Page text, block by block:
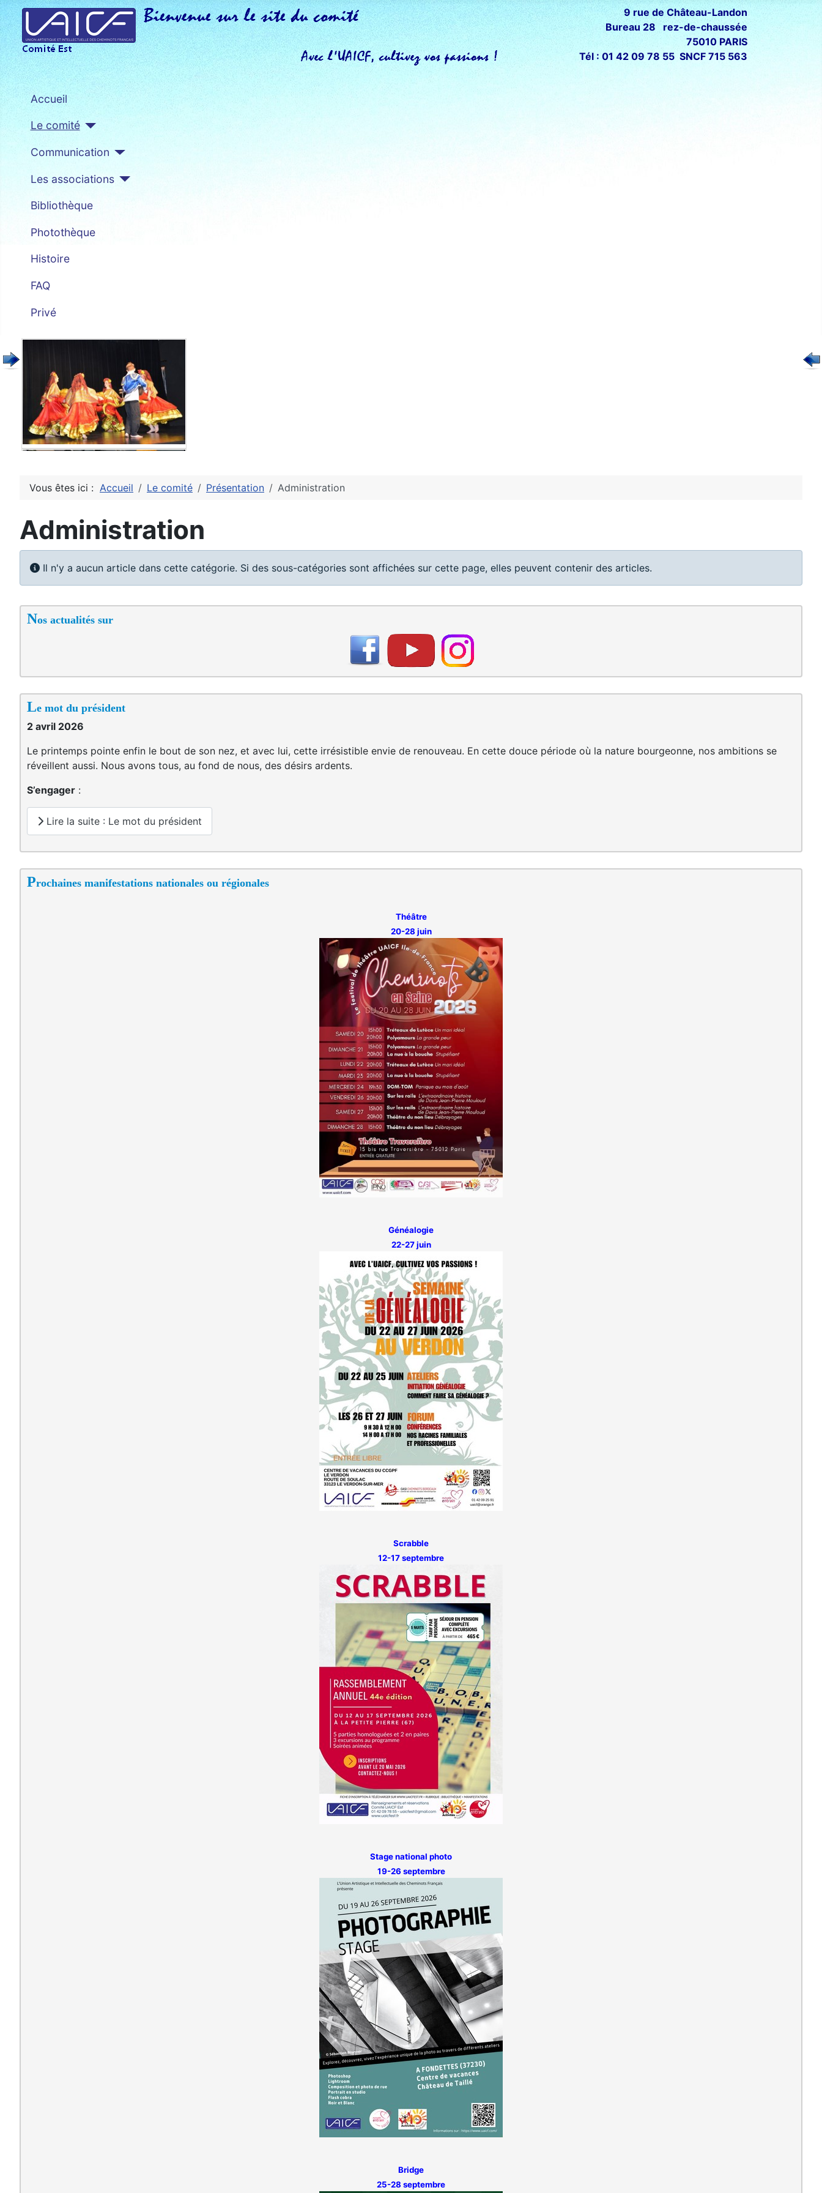
9 rue de Château-Landon
Bureau 28 rez-de-chaussée
75010 PARIS
Tél : 01 42 09 78 55 SNCF 715 563
Accueil
Le comité
Communication
Les associations
Bibliothèque
Photothèque
Histoire
FAQ
Privé
Vous êtes ici : Accueil Le comité Présentation Administration
Nos actualités sur
Le mot du président
2 avril 2026
Le printemps pointe enfin le bout de son nez, et avec lui, cette irrésistible envie de renouveau. En cette douce période où la nature bourgeonne, nos ambitions se
réveillent aussi. Nous avons tous, au fond de nous, des désirs ardents.
S’engager :
Lire la suite : Le mot du président
Prochaines manifestations nationales ou régionales
Théâtre
20-28 juin
Généalogie
22-27 juin
Scrabble
12-17 septembre
Stage national photo
19-26 septembre
Bridge
25-28 septembre
Administration
Info
Il n'y a aucun article dans cette catégorie. Si des sous-catégories sont affichées sur cette page, elles peuvent contenir des articles.